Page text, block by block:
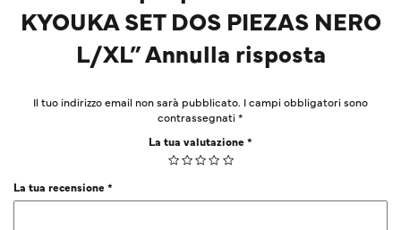
KYOUKA SET DOS PIEZAS NERO
L/XL” Annulla risposta
Il tuo indirizzo email non sarà pubblicato. I campi obbligatori sono
contrassegnati*
La tua valutazione*
La tua recensione*